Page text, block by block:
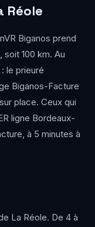
Réole
Biganos prend
soit 100 km. Au
le prieuré
Biganos-Facture
place. Ceux qui
ligne Bordeaux-
à 5 minutes à
La Réole. De 4 à